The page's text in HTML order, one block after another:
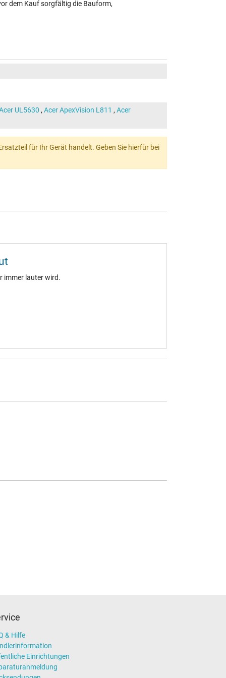
dem Kauf sorgfältig die Bauform,
UL5630 , Acer ApexVision L811 , Acer
für Ihr Gerät handelt. Geben Sie hierfür bei
immer lauter wird.
& Hilfe
Einrichtungen